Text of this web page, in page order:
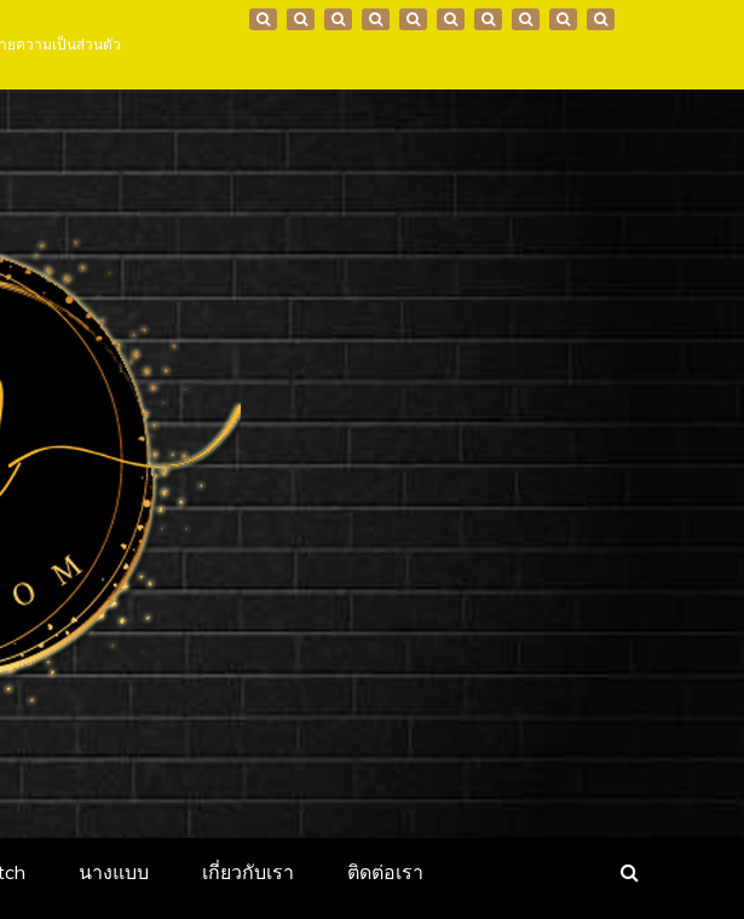
ยความเป็นส่วนตัว
วเน็ตไอดอล นางแบบ
เอ็กซ์
างแบบ INFLUENCER ประวัติส่วนตัว จุดเริ่มต้น
งทางการติดต่องาน
นางแบบ เกี่ยวกับเรา ติดต่อเรา